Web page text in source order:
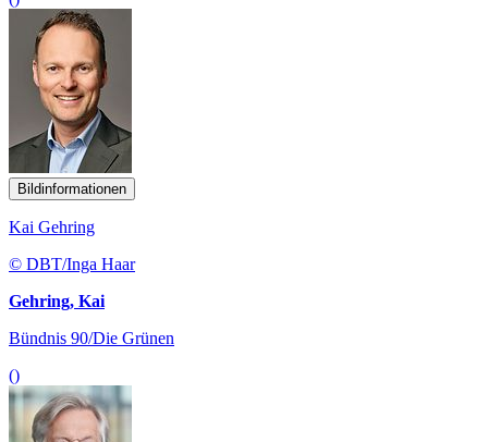
Bildinformationen
Kai Gehring
© DBT/Inga Haar
Gehring, Kai
Bündnis 90/Die Grünen
()